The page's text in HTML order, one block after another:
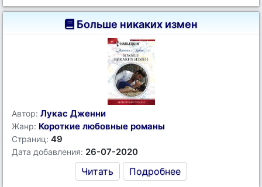
Больше никаких измен
Автор: Лукас Дженни
Жанр: Короткие любовные романы
Страниц: 49
Дата добавления: 26-07-2020
Читать Подробнее